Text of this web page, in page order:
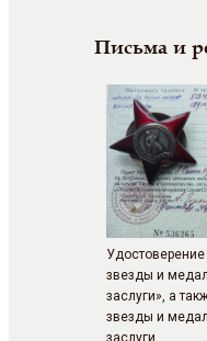
Письма и
звезды и
заслуги», а
звезды и
заслуги